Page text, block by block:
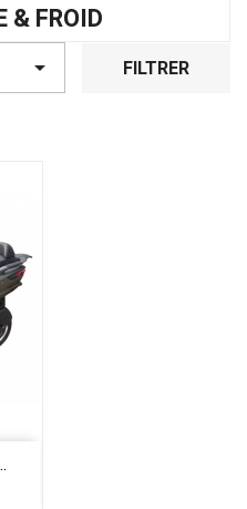
& FROID
 FILTRER